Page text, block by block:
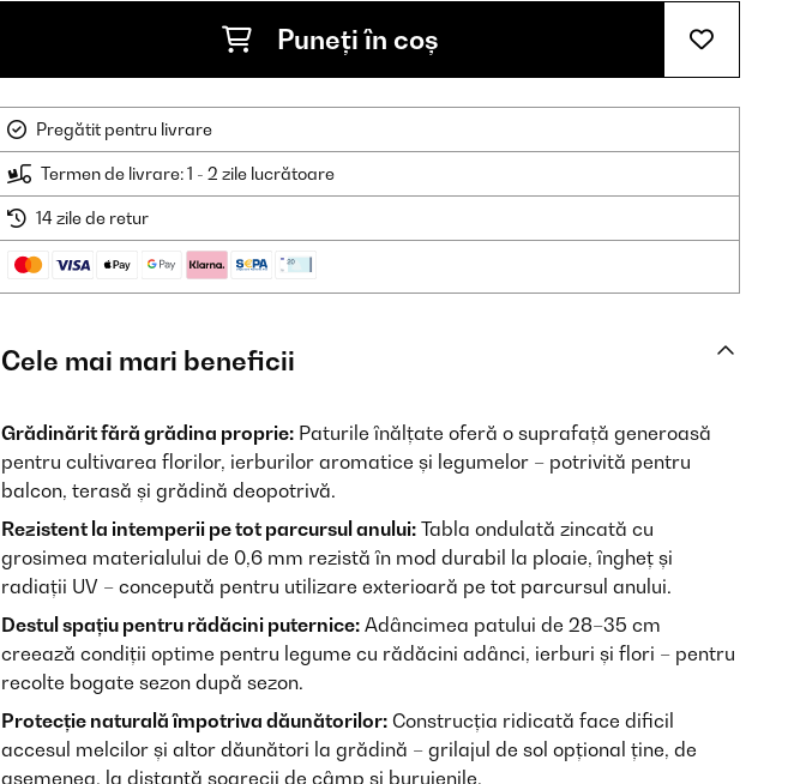
Puneți în coș
Pregătit pentru livrare
Termen de livrare: 1 - 2 zile lucrătoare
14 zile de retur
Cele mai mari beneficii
Grădinărit fără grădina proprie: Paturile înălțate oferă o suprafață generoasă
pentru cultivarea florilor, ierburilor aromatice și legumelor – potrivită pentru
balcon, terasă și grădină deopotrivă.
Rezistent la intemperii pe tot parcursul anului: Tabla ondulată zincată cu
grosimea materialului de 0,6 mm rezistă în mod durabil la ploaie, îngheț și
radiații UV – concepută pentru utilizare exterioară pe tot parcursul anului.
Destul spațiu pentru rădăcini puternice: Adâncimea patului de 28–35 cm
creează condiții optime pentru legume cu rădăcini adânci, ierburi și flori – pentru
recolte bogate sezon după sezon.
Protecție naturală împotriva dăunătorilor: Construcția ridicată face dificil
accesul melcilor și altor dăunători la grădină – grilajul de sol opțional ține, de
asemenea, la distanță șoarecii de câmp și buruienile.